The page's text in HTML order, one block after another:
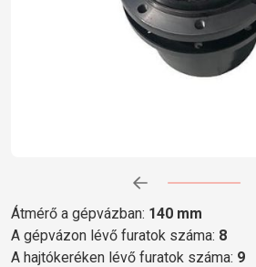
Átmérő a gépvázban: 140 mm
A gépvázon lévő furatok száma: 8
A hajtókeréken lévő furatok száma: 9